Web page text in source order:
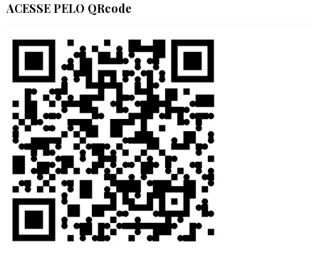
ACESSE PELO QRcode